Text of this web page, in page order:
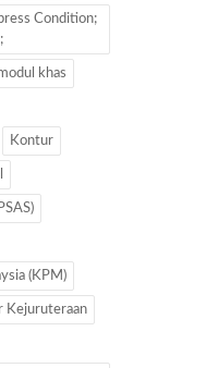
Condition;
khas
Kontur
(KPM)
Kejuruteraan